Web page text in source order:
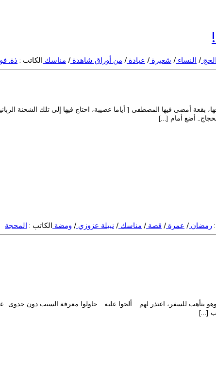
بقعة أمضى فيها المصطفى [ أياما عصيبة، احتاج فيها إلى تلك الشحنة
أضع أمام […]
الحج / النساء / شعيرة / عبادة / من أوراق شاهدة / مناسك الكاتب : ذة.
للسفر، اعتذر لهم… ألحوا عليه .. حاولوا معرفة السبب دون
[…]
رمضان / عمرة / قصة / مناسك / نبيلة عزوزي / ومضة الكاتب : المحجة